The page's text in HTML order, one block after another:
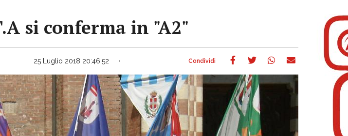
si conferma in "A2"
25 Luglio 2018 20:46:52